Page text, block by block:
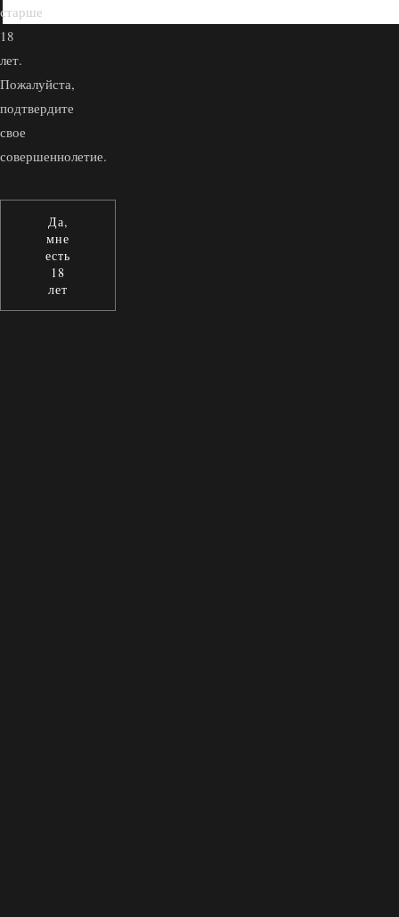
старше
18
лет.
Пожалуйста,
подтвердите
свое
совершеннолетие.
Да,
мне
есть
18
лет